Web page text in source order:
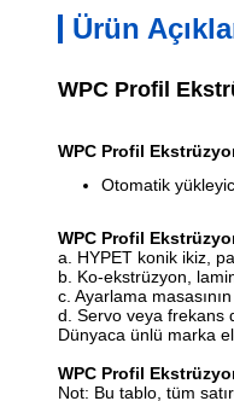
Ürün
WPC Profil
WPC Profil
Otomatik
WPC Profil
a. HYPET konik ikiz,
b. Ko-ekstrüzyon,
c. Ayarlama
d. Servo veya frekans
Dünyaca ünlü marka
WPC Profil
Not: Bu tablo, tüm